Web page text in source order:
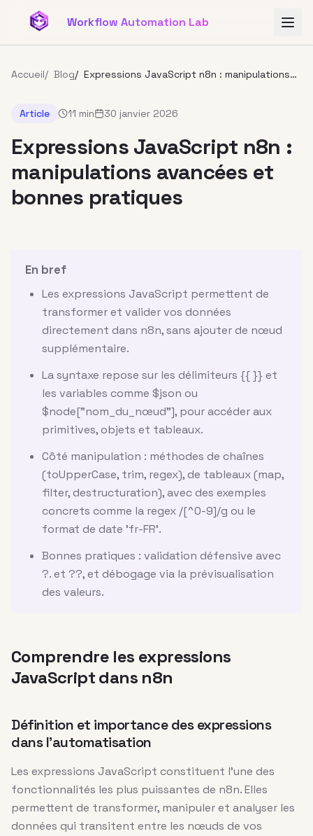
Aller au contenu principal
Workflow Automation Lab
Accueil/ Blog/ Expressions JavaScript n8n : manipulations
Article
11 min 30 janvier 2026
Expressions JavaScript n8n :
manipulations avancées et
bonnes pratiques
En bref
Les expressions JavaScript permettent de
transformer et valider vos données
directement dans n8n, sans ajouter de nœud
supplémentaire.
La syntaxe repose sur les délimiteurs {{ }} et
les variables comme $json ou
$node["nom_du_nœud"], pour accéder aux
primitives, objets et tableaux.
Côté manipulation : méthodes de chaînes
(toUpperCase, trim, regex), de tableaux (map,
filter, destructuration), avec des exemples
concrets comme la regex /[^0-9]/g ou le
format de date 'fr-FR'.
Bonnes pratiques : validation défensive avec
?. et ??, et débogage via la prévisualisation
des valeurs.
Comprendre les expressions
JavaScript dans n8n
Définition et importance des expressions
dans l’automatisation
Les expressions JavaScript constituent l’une des
fonctionnalités les plus puissantes de n8n. Elles
permettent de transformer, manipuler et analyser les
données qui transitent entre les nœuds de vos